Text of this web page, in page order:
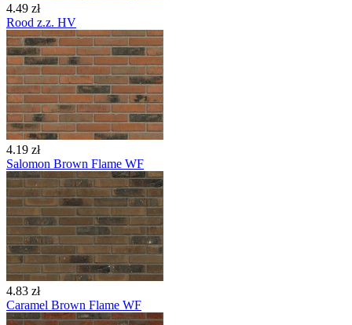
4.49 zł
Rood z.z. HV
4.19 zł
Salomon Brown Flame WF
4.83 zł
Caramel Brown Flame WF